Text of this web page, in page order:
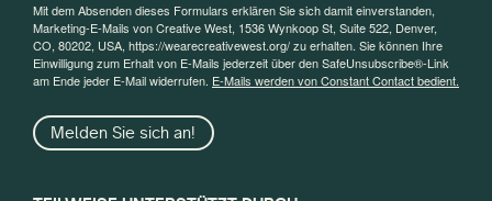
Mit dem Absenden dieses Formulars erklären Sie sich damit einverstanden,
Marketing-E-Mails von Creative West, 1536 Wynkoop St, Suite 522, Denver,
CO, 80202, USA, https://wearecreativewest.org/ zu erhalten. Sie können Ihre
Einwilligung zum Erhalt von E-Mails jederzeit über den SafeUnsubscribe®-Link
am Ende jeder E-Mail widerrufen. E-Mails werden von Constant Contact bedient.
Melden Sie sich an!